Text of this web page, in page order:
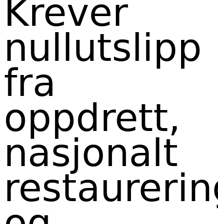
styremedlem Eiliv Erdal,
styremedlem for Norges
Bondelag Finn Erlend Ødegaard
og styremedlem for Norsk
Skogeierforbund Gudbrand
Gullsvik.
Krever
nullutslipp
fra
oppdrett,
nasjonalt